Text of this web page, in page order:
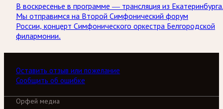
В воскресенье в программе — трансляция из
Мы отправимся на Второй Симфонический форум
России, концерт Симфонического оркестра Белгородской
филармонии.
Оставить отзыв или пожелание
Сообщить об ошибке
Орфей медиа